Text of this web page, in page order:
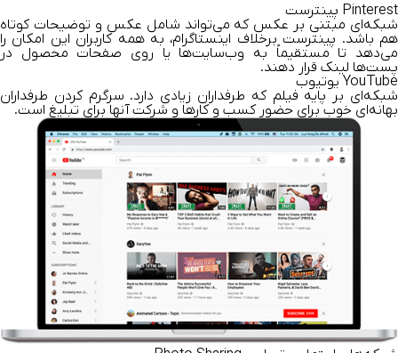
Pinterest پینترست
شبکه‌ای مبتنی بر عکس که می‌تواند شامل عکس و توضیحات کوتاه
هم باشد. پینترست برخلاف اینستاگرام، به همه کاربران این امکان را
‌می‌دهد تا مستقیماً به وب‌سایت‌ها یا روی صفحات محصول در
پست‌ها لینک قرار دهند.
YouTube یوتیوب
شبکه‌ای بر پایه فیلم که طرفداران زیادی دارد. سرگرم کردن طرفداران
بهانه‌ای خوب برای حضور کسب و کارها و شرکت آنها برای تبلیغ است.